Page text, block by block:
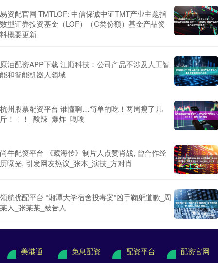
易资配官网 TMTLOF: 中信保诚中证TMT产业主题指
数型证券投资基金（LOF）（C类份额）基金产品资
料概要更新
原油配资APP下载 江顺科技：公司产品不涉及人工智
能和智能机器人领域
杭州股票配资平台 谁懂啊…简单的吃！两周瘦了几
斤！！！_酸辣_爆炸_嘎嘎
尚牛配资平台 《藏海传》制片人点赞肖战, 曾合作经
历曝光, 引发网友热议_张本_演技_方对肖
领航优配平台 “湘潭大学宿舍投毒案”凶手鞠躬道歉_周
某人_张某某_被告人
美港通 免息配资 配资平台 配资官网